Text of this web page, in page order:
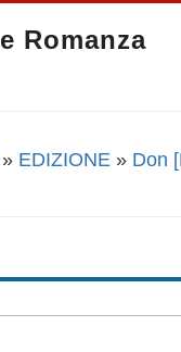
Romanza
EDIZIONE » Don